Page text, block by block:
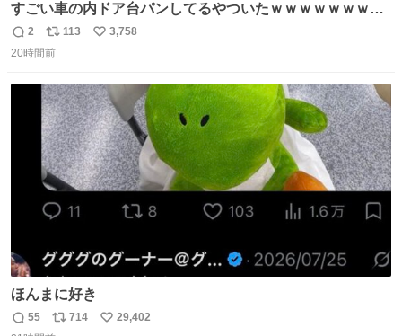
すごい車の内ドア台パンしてるやついたｗｗｗｗｗｗｗｗ
ｗｗｗｗｗｗ
返
信
2
リ
ポ
ト
数
113
い
数
3,758
20時間前
ほんまに好き
返
55
リ
714
い
29,402